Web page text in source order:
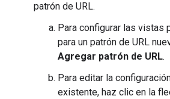
patrón de URL.
Para configurar las vistas
para un patrón de URL
Agregar patrón de URL.
Para editar la
existente, haz clic en la